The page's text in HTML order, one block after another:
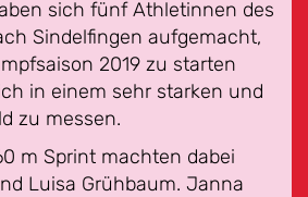
sich fünf Athletinnen des
Sindelfingen aufgemacht,
2019 zu starten
in einem sehr starken und
zu messen.
m Sprint machten dabei
Luisa Grühbaum. Janna